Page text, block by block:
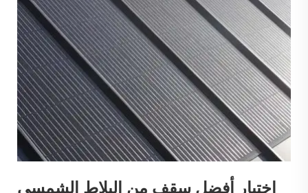
اختيار أفضل سقف من البلاط الشمسي